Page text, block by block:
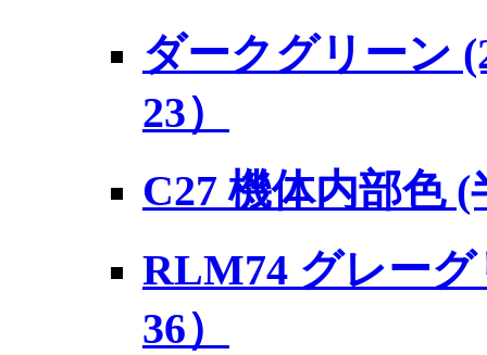
ダークグリーン
23）
C27 機体内部色 (
RLM74 グレー
36）